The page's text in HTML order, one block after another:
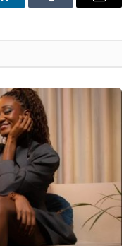
LinkedInTumblr Email